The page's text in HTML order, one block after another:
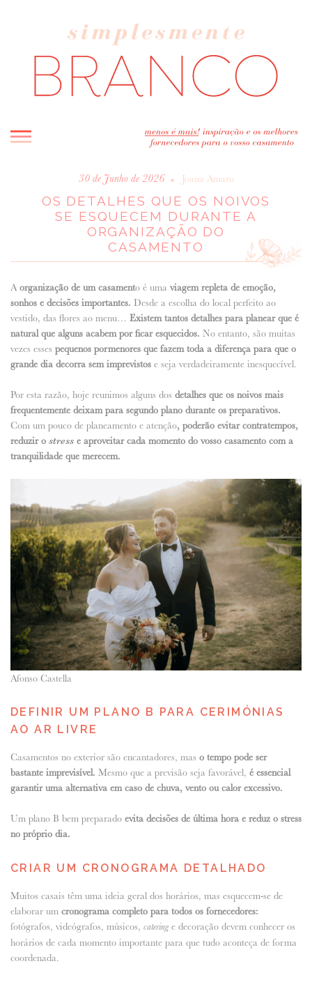
INICIO
BLOG
MELHOR INSPIRAÇÃO
ENTREVISTAS
REAL WEDDINGS & EDITORIAIS
CASAVA-ME AQUI!
FORNECEDORES RECOMENDADOS
ANUNCIE CONNOSCO
30 de Junho de 2026 • Joana Amaro
OS DETALHES QUE OS NOIVOS
SE ESQUECEM DURANTE A
ORGANIZAÇÃO DO
CASAMENTO
A organização de um casamento é uma viagem repleta de emoção,
sonhos e decisões importantes. Desde a escolha do local perfeito ao
vestido, das flores ao menu… Existem tantos detalhes para planear que é
natural que alguns acabem por ficar esquecidos. No entanto, são muitas
vezes esses pequenos pormenores que fazem toda a diferença para que o
grande dia decorra sem imprevistos e seja verdadeiramente inesquecível.
Por esta razão, hoje reunimos alguns dos detalhes que os noivos mais
frequentemente deixam para segundo plano durante os preparativos.
Com um pouco de planeamento e atenção, poderão evitar contratempos,
reduzir o stress e aproveitar cada momento do vosso casamento com a
tranquilidade que merecem.
Afonso Castella
DEFINIR UM PLANO B PARA CERIMÓNIAS
AO AR LIVRE
Casamentos no exterior são encantadores, mas o tempo pode ser
bastante imprevisível. Mesmo que a previsão seja favorável, é essencial
garantir uma alternativa em caso de chuva, vento ou calor excessivo.
Um plano B bem preparado evita decisões de última hora e reduz o stress
no próprio dia.
CRIAR UM CRONOGRAMA DETALHADO
Muitos casais têm uma ideia geral dos horários, mas esquecem-se de
elaborar um cronograma completo para todos os fornecedores:
fotógrafos, videógrafos, músicos, cateringe decoração devem conhecer os
horários de cada momento importante para que tudo aconteça de forma
coordenada.